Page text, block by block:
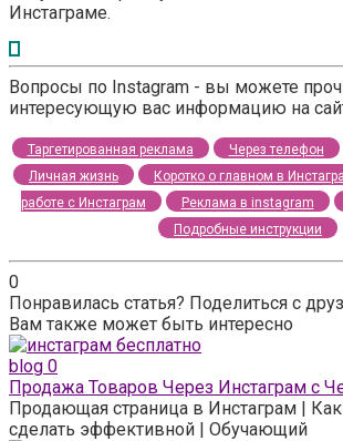
Инстаграме.
Вопросы по Instagram - вы можете
интересующую вас информацию на
Таргетированная реклама Через телефон
Личная жизнь
Коротко о главном в
работе с Инстаграм
Реклама в instagram
Подробные инструкции
0
Понравилась статья? Поделиться с
Вам также может быть интересно
blog 0
Продажа Товаров Через Инстаграм с
Продающая страница в Инстаграм | Как
сделать эффективной | Обучающий